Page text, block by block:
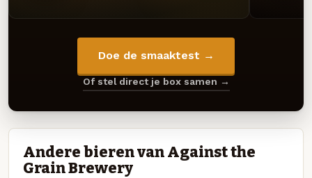
Doe de smaaktest →
Of stel direct je box samen →
Andere bieren van Against the
Grain Brewery